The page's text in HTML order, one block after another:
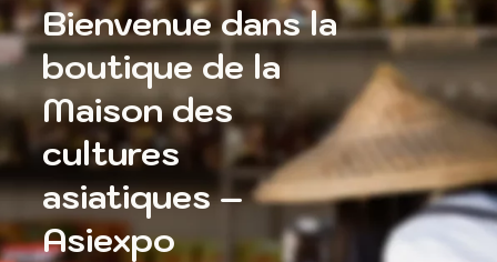
Bienvenue dans la
boutique de la
Maison des
cultures
asiatiques –
Asiexpo